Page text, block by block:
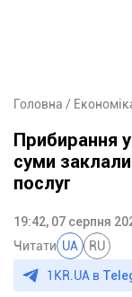
Головна
Прибирання
суми
послуг
19:42, 07 серпня
Читати UA RU
1KR.UA в